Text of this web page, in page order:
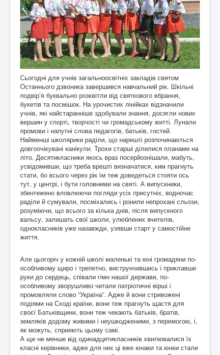
Сьогодні для учнів загальноосвітніх закладів святом
Останнього дзвоника завершився навчальний рік. Шкільні
подвір’я буквально розквітли від святкового вбрання,
букетів та посмішок. На урочистих лінійках відзначили
учнів, які найстаранніше здобували знання, досягли нових
вершин у спорті, творчості чи громадському житті. Лунали
промови і напутні слова педагогів, батьків, гостей.
Найменші школярики раділи, що нарешті розпочинаються
довгоочікувані канікули. Трохи старші ділилися планами на
літо. Десятикласники якось враз посерйознішали, мабуть,
усвідомивши, що треба врешті визначатися, ким прагнуть
стати, бо всього через рік їм теж доведеться стояти ось
тут, у центрі, і бути головними на святі. А випускники,
збентежено вловлюючи погляди усіх присутніх, водночас
раділи й сумували, посміхались і ронили непрохані сльози,
розуміючи, що всього за кілька днів, після випускного
вальсу, залишать свої школи, улюблених вчителів,
однокласників уже назав­жди, узявши старт у самостійне
життя.
Але цьогоріч у кожній школі маленькі та юні громадяни по-
особливому щиро і трепетно, виструнчившись і приклавши
руки до сердець, співали гімн нашої держави, по-
особливому зворушливо читали патріотичні вірші і
промовляли слово “Україна”. Адже й вони стривожені
подіями на Сході країни, вони теж прагнуть щастя для
своєї Батьківщини, вони теж чекають батьків, братів,
земляків додому живими і неушкодженими, з перемогою, і,
як можуть, сприяють цьому самі.
А ще не менше від одинадцятикласників хвилювалися їх
класні керівники, адже для них ці вже юнаки та юнки стали